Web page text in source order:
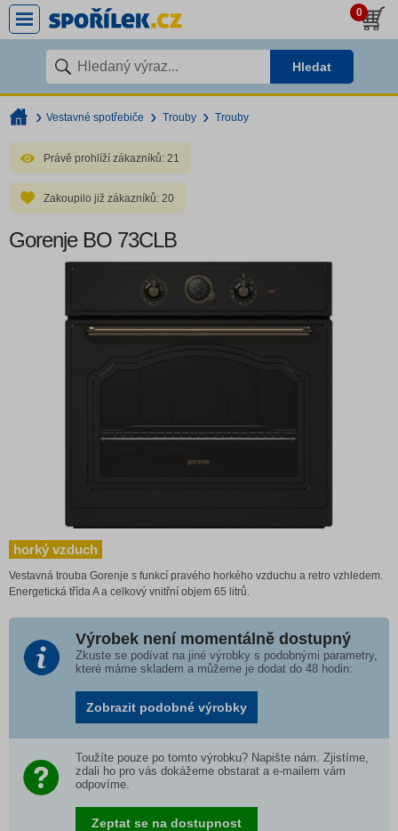
0
Hledat
Vestavné spotřebiče Trouby Trouby
Právě prohlíží zákazníků: 21
Zakoupilo již zákazníků: 20
Gorenje BO 73CLB
horký vzduch
Vestavná trouba Gorenje s funkcí pravého horkého vzduchu a retro vzhledem.
Energetická třída A a celkový vnitřní objem 65 litrů.
Výrobek není momentálně dostupný
Zkuste se podívat na jiné výrobky s podobnými parametry,
které máme skladem a můžeme je dodat do 48 hodin:
Zobrazit podobné výrobky
Toužíte pouze po tomto výrobku? Napište nám. Zjistíme,
zdali ho pro vás dokážeme obstarat a e-mailem vám
odpovíme.
Zeptat se na dostupnost